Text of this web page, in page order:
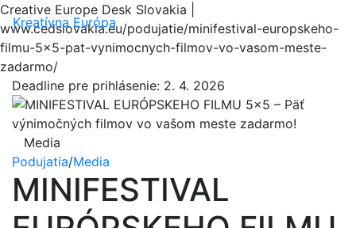
Creative Europe Desk Slovakia |
www.cedslovakia.eu/podujatie/minifestival-europskeho-
filmu-5x5-pat-vynimocnych-filmov-vo-vasom-meste-
zadarmo/
Kreatívna Európa
Deadline pre prihlásenie: 2. 4. 2026
Media
Podujatia/Media
MINIFESTIVAL